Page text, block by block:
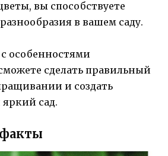
вы способствуете
в вашем саду.
особенностями
сделать правильный
и создать
сад.